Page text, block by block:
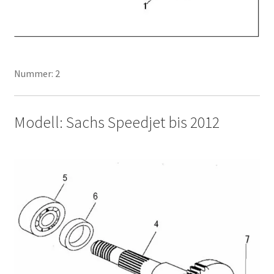
Nummer: 2
Modell: Sachs Speedjet bis 2012